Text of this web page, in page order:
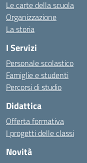
Le carte della scuola
Organizzazione
La storia
I Servizi
Personale scolastico
Famiglie e studenti
Percorsi di studio
Didattica
Offerta formativa
I progetti delle classi
Novità